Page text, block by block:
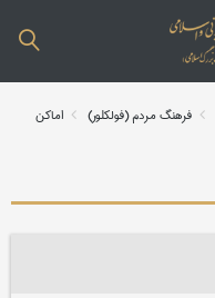
فرهنگ مردم (فولکلور) اماکن